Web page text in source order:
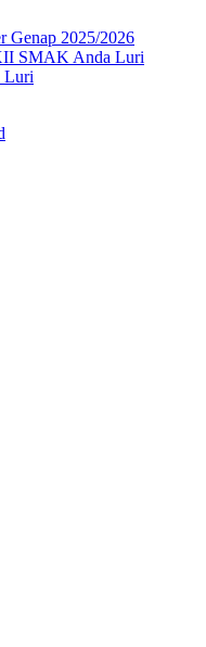
Genap 2025/2026
SMAK Anda Luri
Luri